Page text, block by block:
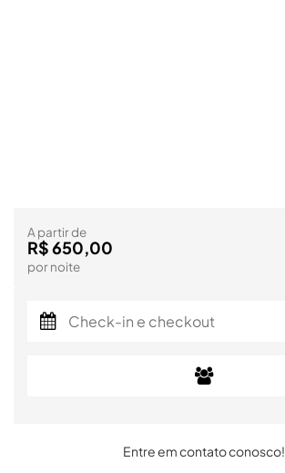
A partir de
R$ 650,00
por noite
Entre em contato conosco!